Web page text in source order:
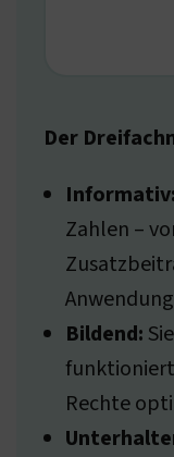
Der
Informativ:
Zahlen –
Bildend:
Rechte